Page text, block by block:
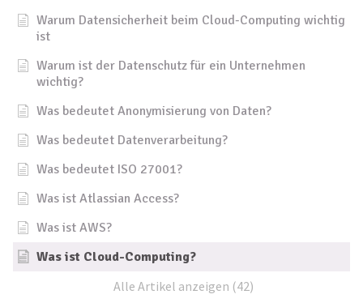
Warum Datensicherheit beim Cloud-Computing wichtig
ist
Warum ist der Datenschutz für ein Unternehmen
wichtig?
Was bedeutet Anonymisierung von Daten?
Was bedeutet Datenverarbeitung?
Was bedeutet ISO 27001?
Was ist Atlassian Access?
Was ist AWS?
Was ist Cloud-Computing?
Alle Artikel anzeigen (42)